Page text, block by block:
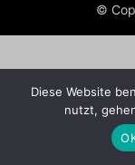
©
Diese Website
nutzt,